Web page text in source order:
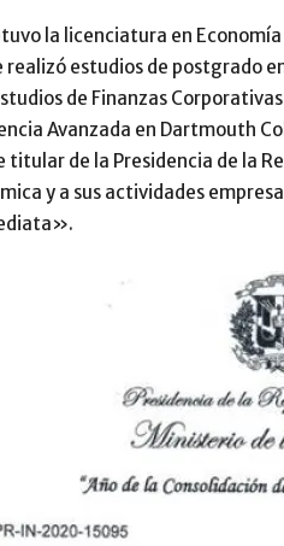
la licenciatura en
estudios de postgrado
de Finanzas
Avanzada en Dartmouth
titular de la Presidencia de la
y a sus actividades